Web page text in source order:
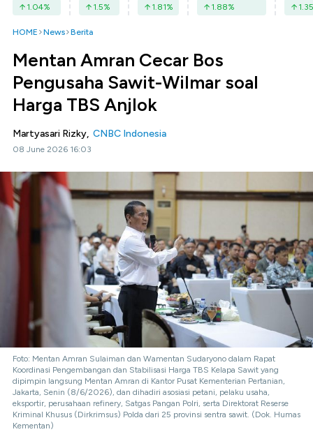
1.04% 1.5% 1.81% 1.88% 1.35
HOME News Berita
Mentan Amran Cecar Bos
Pengusaha Sawit-Wilmar soal
Harga TBS Anjlok
Martyasari Rizky, CNBC Indonesia
08 June 2026 16:03
Foto: Mentan Amran Sulaiman dan Wamentan Sudaryono dalam Rapat
Koordinasi Pengembangan dan Stabilisasi Harga TBS Kelapa Sawit yang
dipimpin langsung Mentan Amran di Kantor Pusat Kementerian Pertanian,
Jakarta, Senin (8/6/2026), dan dihadiri asosiasi petani, pelaku usaha,
eksportir, perusahaan refinery, Satgas Pangan Polri, serta Direktorat Reserse
Kriminal Khusus (Dirkrimsus) Polda dari 25 provinsi sentra sawit. (Dok. Humas
Kementan)